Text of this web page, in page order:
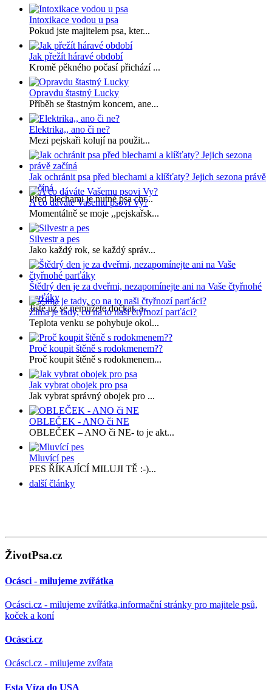
Intoxikace vodou u psa
Pokud jste majitelem psa, kter...
Jak přežít háravé období
Kromě pěkného počasí přichází ...
Opravdu štastný Lucky
Příběh se štastným koncem, ane...
Elektrika,, ano či ne?
Mezi pejskaři kolují na použit...
Jak ochránit psa před blechami a klíšťaty? Jejich sezona právě
začíná
Před blechami je nutné psa chr...
A co dáváte Vašemu psovi Vy?
Momentálně se moje ,,pejskařsk...
Silvestr a pes
Jako každý rok, se každý správ...
Štědrý den je za dveřmi, nezapomínejte ani na Vaše čtyřnohé
parťáky
Jistě už se nemůžete dočkat, a...
Zima je tady, co na to naši čtyřnozí parťáci?
Teplota venku se pohybuje okol...
Proč koupit štěně s rodokmenem??
Proč koupit štěně s rodokmenem...
Jak vybrat obojek pro psa
Jak vybrat správný obojek pro ...
OBLEČEK - ANO či NE
OBLEČEK – ANO či NE- to je akt...
Mluvící pes
PES ŘÍKAJÍCÍ MILUJI TĚ :-)...
další články
ŽivotPsa.cz
Ocásci - milujeme zvířátka
Ocásci.cz - milujeme zvířátka,informační stránky pro majitele psů,
koček a koní
Ocásci.cz
Ocásci.cz - milujeme zvířata
Esta Víza do USA